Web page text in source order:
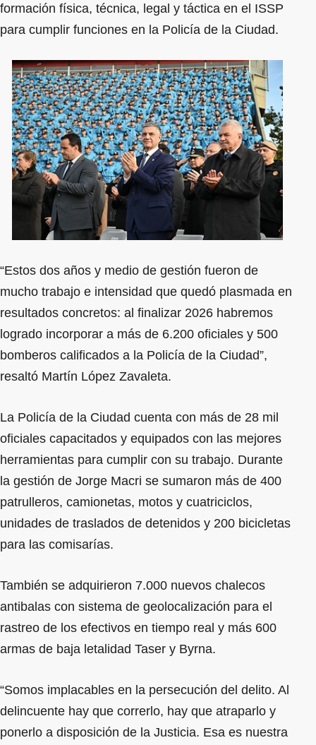
formación física, técnica, legal y táctica en el ISSP
para cumplir funciones en la Policía de la Ciudad.
“Estos dos años y medio de gestión fueron de
mucho trabajo e intensidad que quedó plasmada en
resultados concretos: al finalizar 2026 habremos
logrado incorporar a más de 6.200 oficiales y 500
bomberos calificados a la Policía de la Ciudad”,
resaltó Martín López Zavaleta.
La Policía de la Ciudad cuenta con más de 28 mil
oficiales capacitados y equipados con las mejores
herramientas para cumplir con su trabajo. Durante
la gestión de Jorge Macri se sumaron más de 400
patrulleros, camionetas, motos y cuatriciclos,
unidades de traslados de detenidos y 200 bicicletas
para las comisarías.
También se adquirieron 7.000 nuevos chalecos
antibalas con sistema de geolocalización para el
rastreo de los efectivos en tiempo real y más 600
armas de baja letalidad Taser y Byrna.
“Somos implacables en la persecución del delito. Al
delincuente hay que correrlo, hay que atraparlo y
ponerlo a disposición de la Justicia. Esa es nuestra